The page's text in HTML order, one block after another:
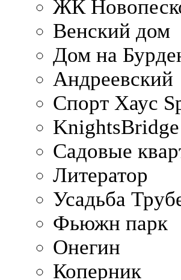
ЖК
Венский дом
Дом на
Андреевский
Спорт Хаус
Садовые
Литератор
Усадьба
Фьюжн парк
Онегин
Коперник